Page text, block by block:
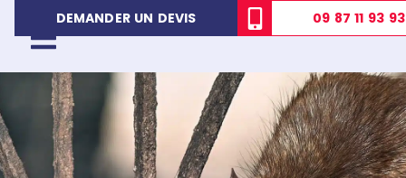
DEMANDER UN DEVIS 09 87 11 93 93